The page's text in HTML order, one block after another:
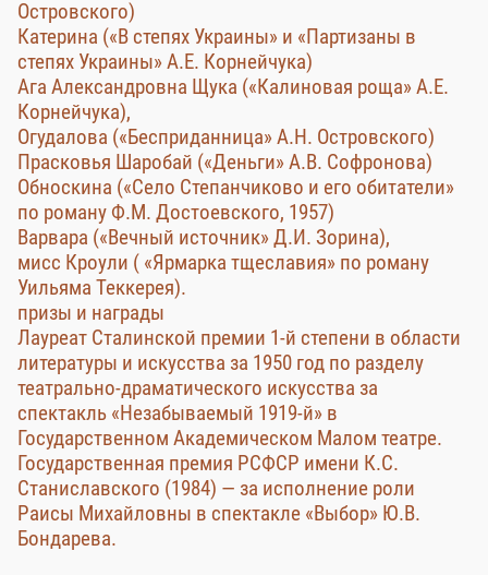
Островского)
Катерина («В степях Украины» и «Партизаны в
степях Украины» А.Е. Корнейчука)
Ага Александровна Щука («Калиновая роща» А.Е.
Корнейчука),
Огудалова («Бесприданница» А.Н. Островского)
Прасковья Шаробай («Деньги» А.В. Софронова)
Обноскина («Село Степанчиково и его обитатели»
по роману Ф.М. Достоевского, 1957)
Варвара («Вечный источник» Д.И. Зорина),
мисс Кроули ( «Ярмарка тщеславия» по роману
Уильяма Теккерея).
призы и награды
Лауреат Сталинской премии 1-й степени в области
литературы и искусства за 1950 год по разделу
театрально-драматического искусства за
спектакль «Незабываемый 1919-й» в
Государственном Академическом Малом театре.
Государственная премия РСФСР имени К.С.
Станиславского (1984) — за исполнение роли
Раисы Михайловны в спектакле «Выбор» Ю.В.
Бондарева.